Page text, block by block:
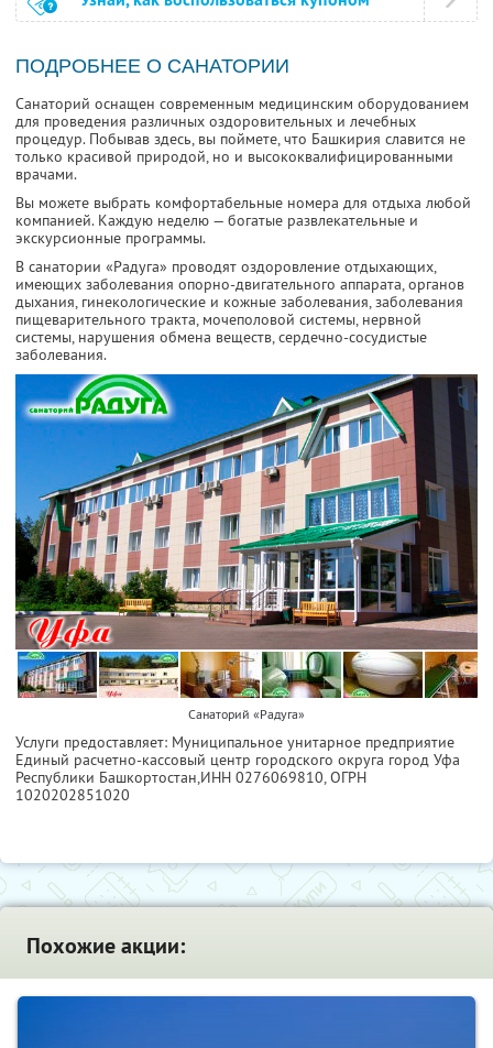
ПОДРОБНЕЕ О САНАТОРИИ
Санаторий оснащен современным медицинским оборудованием
для проведения различных оздоровительных и лечебных
процедур. Побывав здесь, вы поймете, что Башкирия славится не
только красивой природой, но и высококвалифицированными
врачами.
Вы можете выбрать комфортабельные номера для отдыха любой
компанией. Каждую неделю — богатые развлекательные и
экскурсионные программы.
В санатории «Радуга» проводят оздоровление отдыхающих,
имеющих заболевания опорно-двигательного аппарата, органов
дыхания, гинекологические и кожные заболевания, заболевания
пищеварительного тракта, мочеполовой системы, нервной
системы, нарушения обмена веществ, сердечно-сосудистые
заболевания.
Санаторий «Радуга»
Услуги предоставляет: Муниципальное унитарное предприятие
Единый расчетно-кассовый центр городского округа город Уфа
Республики Башкортостан,ИНН 0276069810, ОГРН
1020202851020
Похожие акции: